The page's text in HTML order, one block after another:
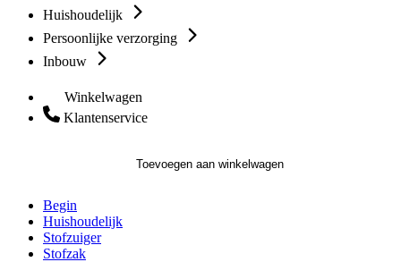
Huishoudelijk
Persoonlijke verzorging
Inbouw
Winkelwagen
Klantenservice
Toevoegen aan winkelwagen
Begin
Huishoudelijk
Stofzuiger
Stofzak